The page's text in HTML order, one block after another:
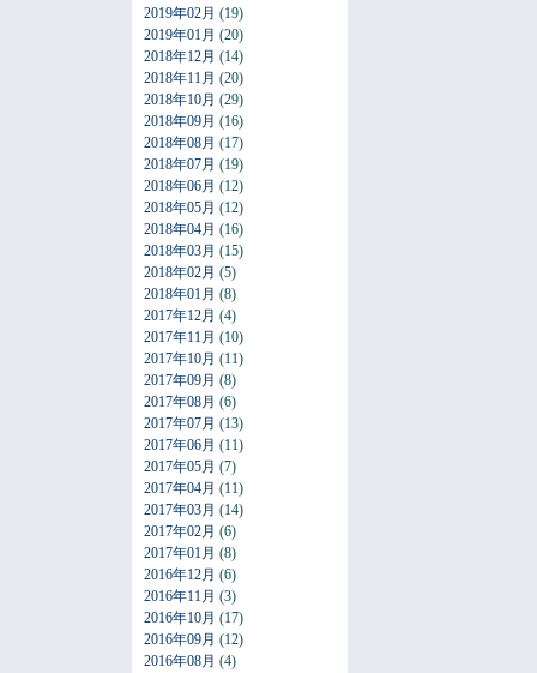
2019年02月 (19)
2019年01月 (20)
2018年12月 (14)
2018年11月 (20)
2018年10月 (29)
2018年09月 (16)
2018年08月 (17)
2018年07月 (19)
2018年06月 (12)
2018年05月 (12)
2018年04月 (16)
2018年03月 (15)
2018年02月 (5)
2018年01月 (8)
2017年12月 (4)
2017年11月 (10)
2017年10月 (11)
2017年09月 (8)
2017年08月 (6)
2017年07月 (13)
2017年06月 (11)
2017年05月 (7)
2017年04月 (11)
2017年03月 (14)
2017年02月 (6)
2017年01月 (8)
2016年12月 (6)
2016年11月 (3)
2016年10月 (17)
2016年09月 (12)
2016年08月 (4)